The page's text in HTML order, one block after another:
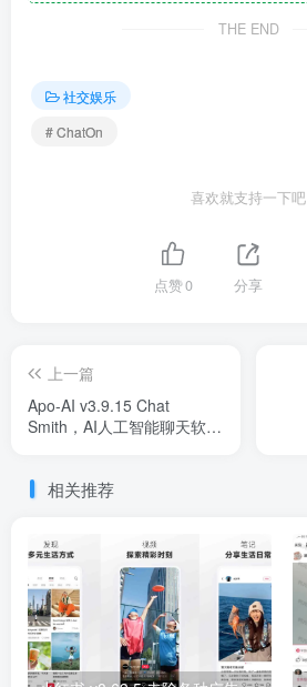
THE END
社交娱乐
# ChatOn
喜欢就支持一下吧
点赞0 分享
上一篇
Apo-AI v3.9.15 Chat
Smith，AI人工智能聊天软
相关推荐